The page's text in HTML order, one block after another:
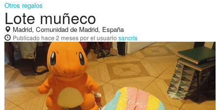
Otros regalos
Lote muñeco
Madrid, Comunidad de Madrid, España
Publicado hace 2 mesespor el usuario sancris